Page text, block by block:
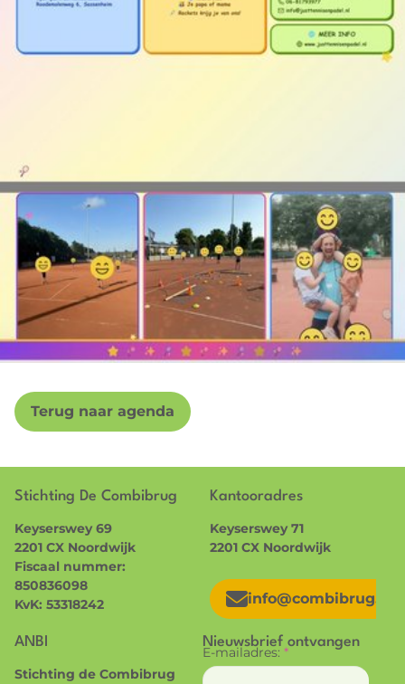
Terug naar agenda
Stichting De Combibrug
Keyserswey 69
2201 CX Noordwijk
Fiscaal nummer:
850836098
KvK: 53318242
Kantooradres
Keyserswey 71
2201 CX Noordwijk
info@combibrug.nl
ANBI
Stichting de Combibrug
Nieuwsbrief ontvangen
E-mailadres: *